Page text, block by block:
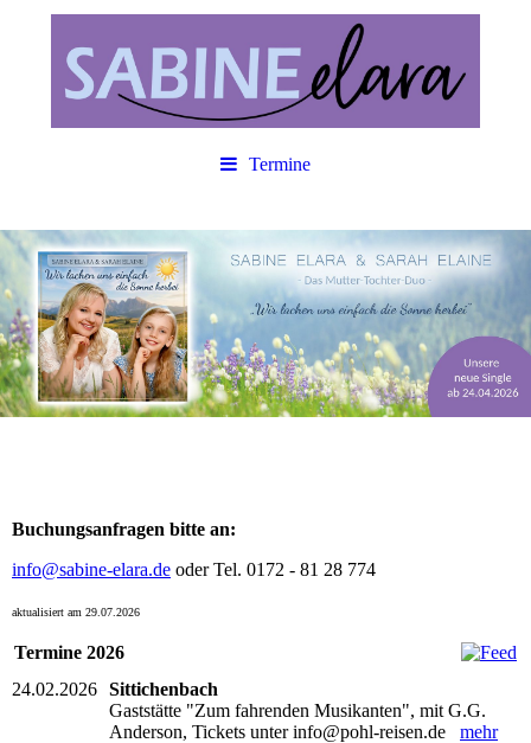
Termine
Buchungsanfragen bitte an:
info@sabine-elara.de oder Tel. 0172 - 81 28 774
aktualisiert am 29.07.2026
Termine 2026
24.02.2026 Sittichenbach
Gaststätte "Zum fahrenden Musikanten", mit G.G.
Anderson, Tickets unter info@pohl-reisen.de mehr